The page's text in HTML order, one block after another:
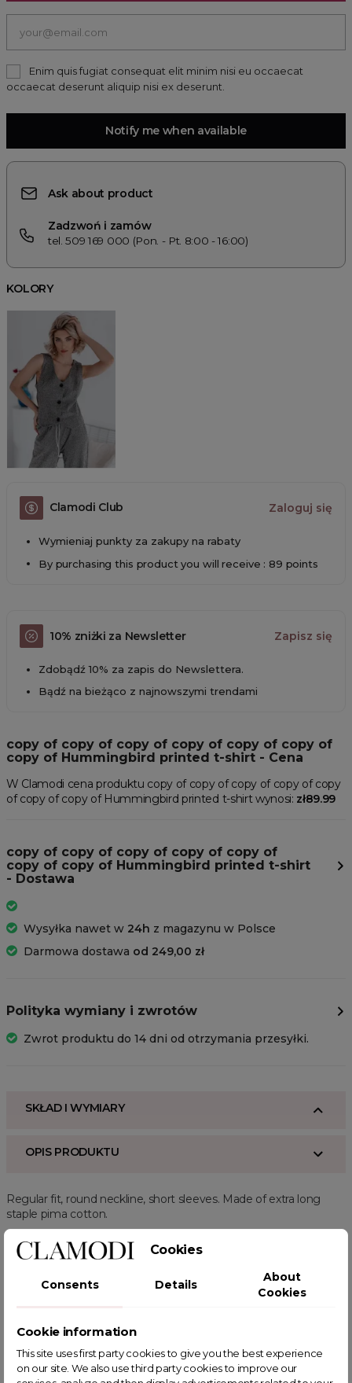
Enim quis fugiat consequat elit minim nisi eu occaecat
occaecat deserunt aliquip nisi ex deserunt.
Notify me when available
Ask about product
Zadzwoń i zamów
tel. 509 169 000 (Pon. - Pt. 8:00 - 16:00)
KOLORY
Clamodi Club Zaloguj się
Wymieniaj punkty za zakupy na rabaty
By purchasing this product you will receive : 89 points
10% zniżki za Newsletter Zapisz się
Zdobądź 10% za zapis do Newslettera.
Bądź na bieżąco z najnowszymi trendami
copy of copy of copy of copy of copy of copy of
copy of Hummingbird printed t-shirt - Cena
W Clamodi cena produktu copy of copy of copy of copy of copy
of copy of copy of Hummingbird printed t-shirt wynosi: zł89.99
copy of copy of copy of copy of copy of
copy of copy of Hummingbird printed t-shirt
- Dostawa
Wysyłka nawet w 24h z magazynu w Polsce
Darmowa dostawa od 249,00 zł
Polityka wymiany i zwrotów
Zwrot produktu do 14 dni od otrzymania przesyłki.
SKŁAD I WYMIARY
OPIS PRODUKTU
Regular fit, round neckline, short sleeves. Made of extra long
staple pima cotton.
Powiązane kategorie:
Spring sale Kamizelki Casualowe
Cookies
Consents Details
About
Cookies
Cookie information
This site uses first party cookies to give you the best experience
on our site. We also use third party cookies to improve our